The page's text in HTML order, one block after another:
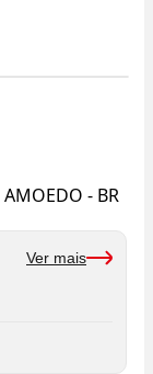
AMOEDO - BR
Ver mais